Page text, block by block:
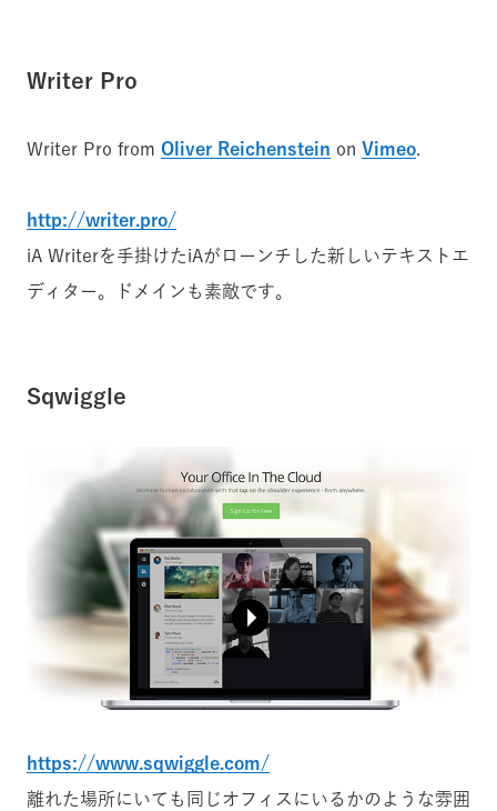
Writer Pro
Writer Pro from Oliver Reichenstein on Vimeo
http://writer.pro/
iA Writerを手掛けたiAがローンチした新しいテキストエ
ディター。ドメインも素敵です。
Sqwiggle
https://www.sqwiggle.com/
離れた場所にいても同じオフィスにいるかのような雰囲